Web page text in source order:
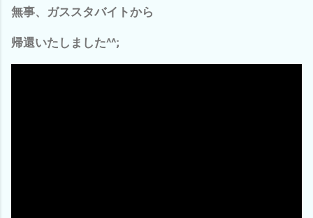
無事、ガススタバイトから
帰還いたしました^^;